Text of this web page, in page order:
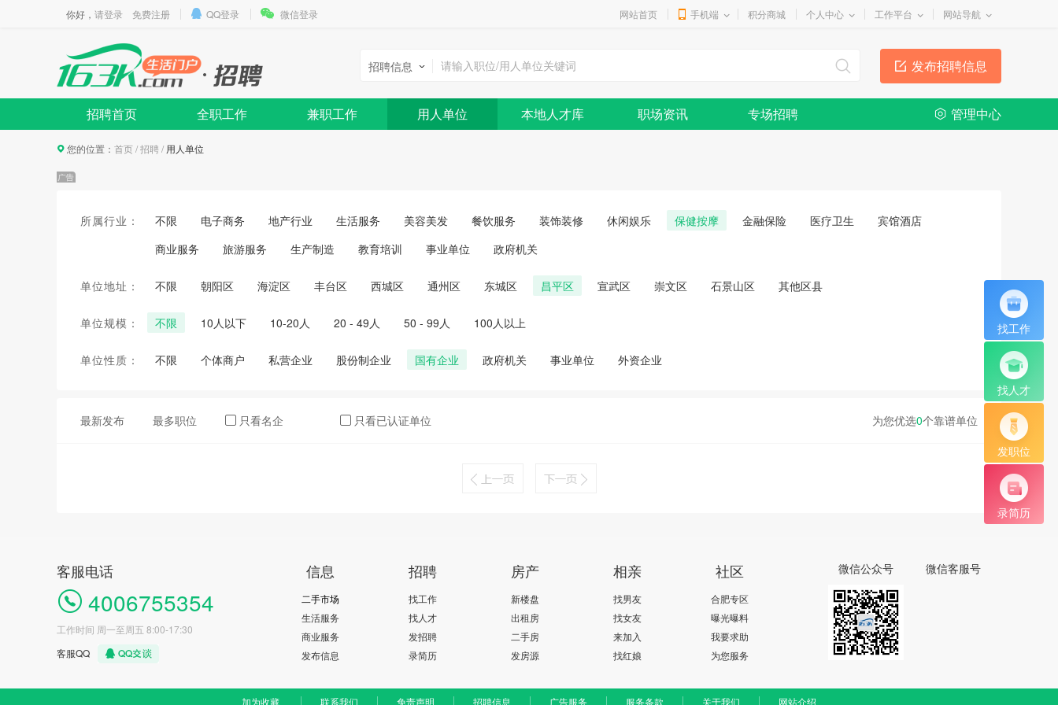
你好， 请登录 免费注册 QQ登录 微信登录 网站首页 手机端 积分商城 个人中心 工作平台 网站导航
发布招聘信息
招聘信息
招聘首页 全职工作 兼职工作 用人单位 本地人才库 职场资讯 专场招聘 管理中心
找工作
找人才
发职位
录简历
您的位置： 首页/招聘/ 用人单位
所属行业： 不限 电子商务 地产行业 生活服务 美容美发 餐饮服务 装饰装修 休闲娱乐 保健按摩 金融保险 医疗卫生
宾馆酒店
商业服务
旅游服务 生产制造 教育培训 事业单位 政府机关
单位地址： 不限 朝阳区 海淀区 丰台区 西城区 通州区 东城区 昌平区 宣武区 崇文区 石景山区 其他区县
单位规模： 不限 10人以下 10-20人 20 - 49人 50 - 99人 100人以上
单位性质： 不限 个体商户 私营企业 股份制企业 国有企业 政府机关 事业单位 外资企业
为您优选0个靠谱单位
最新发布 最多职位 只看名企 只看已认证单位
客服电话
4006755354
工作时间 周一至周五 8:00-17:30
客服QQ
信息
二手市场
生活服务
商业服务
发布信息
招聘
找工作
找人才
发招聘
录简历
房产
新楼盘
出租房
二手房
发房源
相亲
找男友
找女友
来加入
找红娘
社区
合肥专区
曝光曝料
我要求助
为您服务
微信公众号 微信客服号
加为收藏 联系我们 免责声明 招聘信息 广告服务 服务条款 关于我们 网站介绍